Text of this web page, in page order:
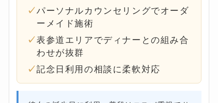
パーソナルカウンセリングでオーダ
ーメイド施術
表参道エリアでディナーとの組み合
わせが抜群
記念日利用の相談に柔軟対応